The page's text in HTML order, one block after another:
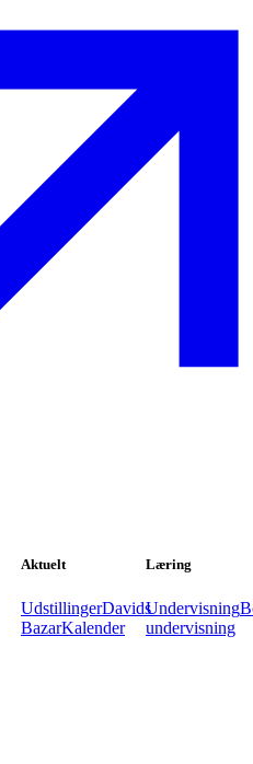
Aktuelt
UdstillingerDavids
BazarKalender
Læring
Undervisning
undervisning